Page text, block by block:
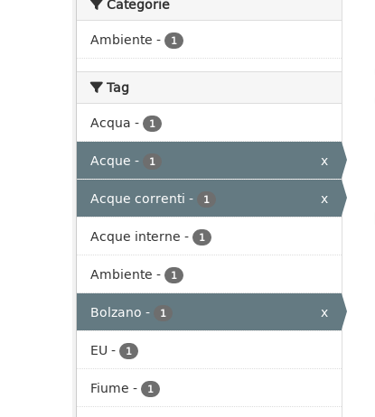
Categorie
Ambiente - 1
Tag
Acqua - 1
Acque - 1
x
Acque correnti - 1
x
Acque interne - 1
Ambiente - 1
Bolzano - 1
x
EU - 1
Fiume - 1